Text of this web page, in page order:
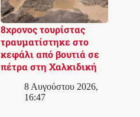
8χρονος τουρίστας
τραυματίστηκε στο
κεφάλι από βουτιά σε
πέτρα στη Χαλκιδική
8 Αυγούστου 2026,
16:47